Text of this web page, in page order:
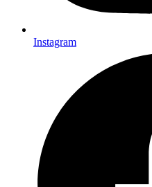
Instagram